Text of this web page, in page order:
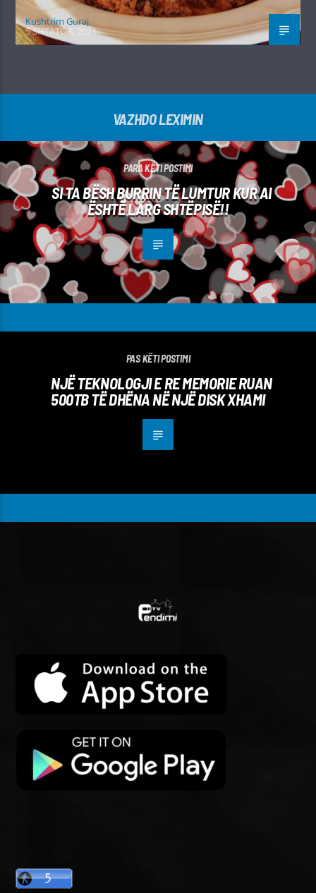
Kushtrim Guraj
5 SHTATOR, 2021
VAZHDO LEXIMIN
PARA KËTI POSTIMI
SI TA BËSH BURRIN TË LUMTUR KUR AI
ËSHTË LARG SHTËPISË!!
PAS KËTI POSTIMI
NJË TEKNOLOGJI E RE MEMORIE RUAN
500TB TË DHËNA NË NJË DISK XHAMI